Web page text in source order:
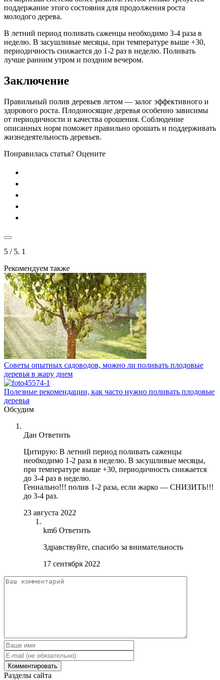
поддержание этого состояния для продолжения роста
молодого дерева.
В летний период поливать саженцы необходимо 3-4 раза в
неделю. В засушливые месяцы, при температуре выше +30,
периодичность снижается до 1-2 раз в неделю. Поливать
лучше ранним утром и поздним вечером.
Заключение
Правильный полив деревьев летом — залог эффективного и
здорового роста. Плодоносящие деревья особенно зависимы
от периодичности и качества орошения. Соблюдение
описанных норм поможет правильно орошать и поддерживать
жизнедеятельность деревьев.
Понравилась статья? Оцените
5 / 5. 1
Рекомендуем также
Советы опытных садоводов, можно ли поливать плодовые
деревья в жару днем
Полезные рекомендации, как часто нужно поливать плодовые
деревья
Обсудим
Дан Ответить
Цитирую: В летний период поливать саженцы
необходимо 1-2 раза в неделю. В засушливые месяцы,
при температуре выше +30, периодичность снижается
до 3-4 раз в неделю.
Гениально!!! полив 1-2 раза, если жарко — СНИЗИТЬ!!!
до 3-4 раз.
23 августа 2022
km6 Ответить
Здравствуйте, спасибо за внимательность
17 сентября 2022
Разделы сайта